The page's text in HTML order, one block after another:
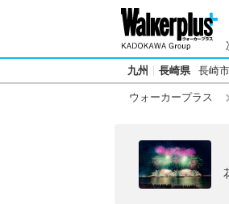
九州 長崎県 長崎市
ウォーカープラス